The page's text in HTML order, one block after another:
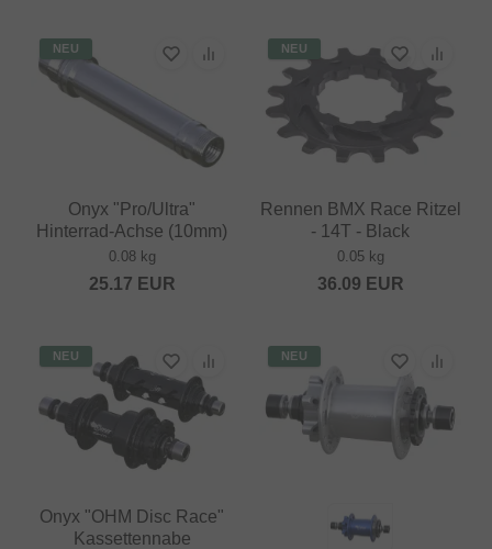
NEU
Onyx "Pro/Ultra"
Hinterrad-Achse (10mm)
0.08 kg
25.17 EUR
NEU
Rennen BMX Race Ritzel
- 14T - Black
0.05 kg
36.09 EUR
NEU
Onyx "OHM Disc Race"
Kassettennabe
NEU